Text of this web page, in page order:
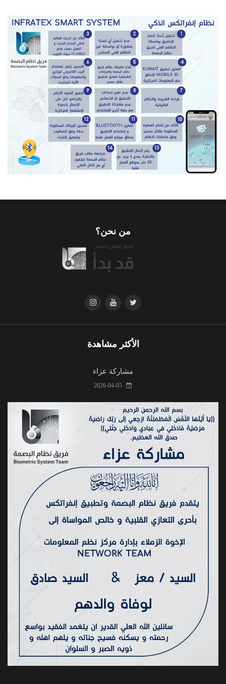
من نحن؟
الأكثر مشاهدة
مشاركة عزاء